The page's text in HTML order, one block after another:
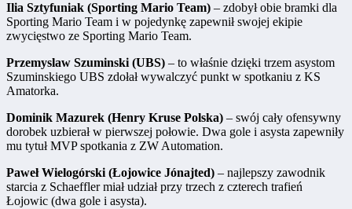
Ilia Sztyfuniak (Sporting Mario Team) – zdobył obie bramki dla
Sporting Mario Team i w pojedynkę zapewnił swojej ekipie
zwycięstwo ze Sporting Mario Team.
Przemyslaw Szuminski (UBS) – to właśnie dzięki trzem asystom
Szuminskiego UBS zdołał wywalczyć punkt w spotkaniu z KS
Amatorka.
Dominik Mazurek (Henry Kruse Polska) – swój cały ofensywny
dorobek uzbierał w pierwszej połowie. Dwa gole i asysta zapewniły
mu tytuł MVP spotkania z ZW Automation.
Paweł Wielogórski (Łojowice Jónajted) – najlepszy zawodnik
starcia z Schaeffler miał udział przy trzech z czterech trafień
Łojowic (dwa gole i asysta).